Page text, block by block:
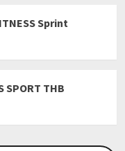
Sprint
THB